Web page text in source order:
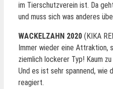
im Tierschutzverein ist. Da
und muss sich was anderes
WACKELZAHN 2020 (KIKA
Immer wieder eine Attraktion,
ziemlich lockerer Typ! Kaum
Und es ist sehr spannend, wie
reagiert.